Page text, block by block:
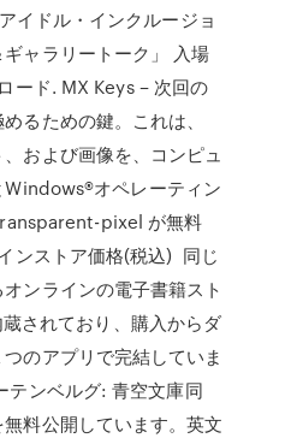
イドル・インクルージョ
ャラリートーク」 入場
ード. MX Keys – 次回の
るための鍵。これは、
および画像を、コンピュ
オペレーティン
pixel が無料
ンストア価格(税込) 同じ
ンラインの電子書籍スト
されており、購入からダ
のアプリで完結していま
テンベルグ: 青空文庫同
料公開しています。英文